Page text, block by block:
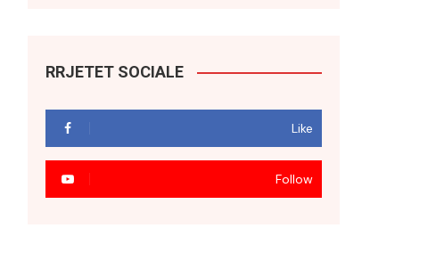
RRJETET SOCIALE
Like
Follow